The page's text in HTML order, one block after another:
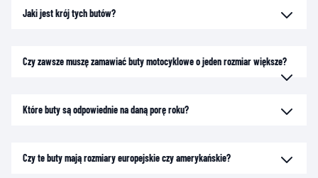
Jaki jest krój tych butów?
Czy zawsze muszę zamawiać buty motocyklowe o jeden rozmiar większe?
Które buty są odpowiednie na daną porę roku?
Czy te buty mają rozmiary europejskie czy amerykańskie?